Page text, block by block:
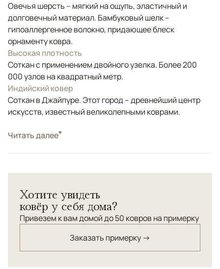
Овечья шерсть – мягкий на ощупь, эластичный и
долговечный материал. Бамбуковый шелк –
гипоаллергенное волокно, придающее блеск
орнаменту ковра.
Высокая плотность
Соткан с применением двойного узелка. Более 200
000 узлов на квадратный метр.
Индийский ковер
Соткан в Джайпуре. Этот город – древнейший центр
искусств, известный великолепными коврами.
СтильСовременные
Читать далее
Хотите увидеть
ковёр у себя дома?
Привезем к вам домой до 50 ковров на примерку
Заказать примерку →